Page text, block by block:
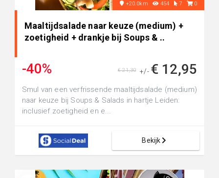
+20.0km 454 7 0
Maaltijdsalade naar keuze (medium) +
zoetigheid + drankje bij Soups & ..
-40% +/- € 12,95
€ 21,30
Smul van een verfrissende maaltijdsalade (medium)
naar keuze bij Soups & Salads in hartje Leiden:
inclusief zoetigheid en e...
Bekijk